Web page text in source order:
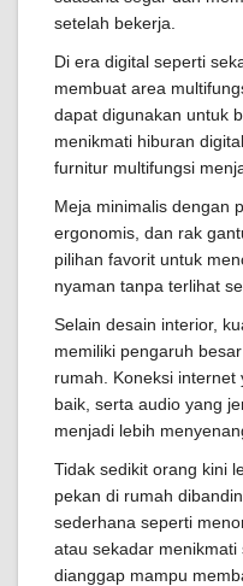
setelah bekerja.
Di era digital seperti
membuat area
dapat digunakan untuk
menikmati hiburan
furnitur multifungsi
Meja minimalis dengan
ergonomis, dan rak
pilihan favorit untuk
nyaman tanpa terlihat
Selain desain interior,
memiliki pengaruh
rumah. Koneksi
baik, serta audio yang
menjadi lebih
Tidak sedikit orang kini
pekan di rumah
sederhana seperti
atau sekadar
dianggap mampu